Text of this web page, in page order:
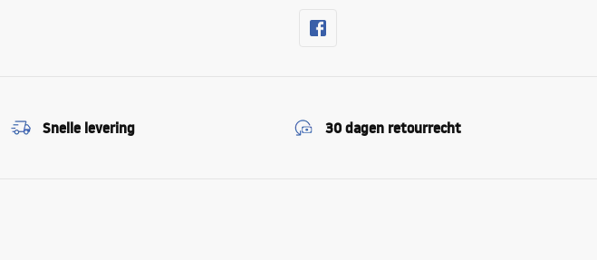
Snelle levering 30 dagen retourrecht